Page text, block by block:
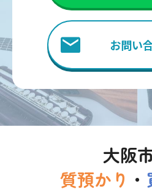
お問い
大阪
質預かり ・